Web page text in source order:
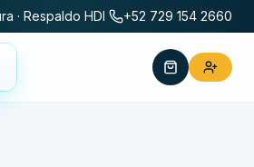
· Respaldo HDI +52 729 154 2660